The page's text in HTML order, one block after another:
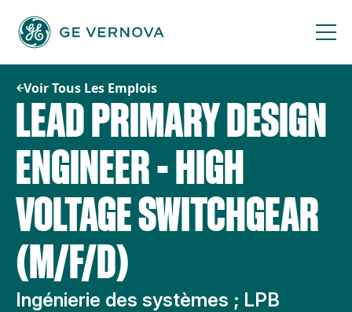
contenu
Voir Tous Les Emplois
LEAD PRIMARY DESIGN
ENGINEER - HIGH
VOLTAGE SWITCHGEAR
(M/F/D)
Ingénierie des systèmes ; LPB